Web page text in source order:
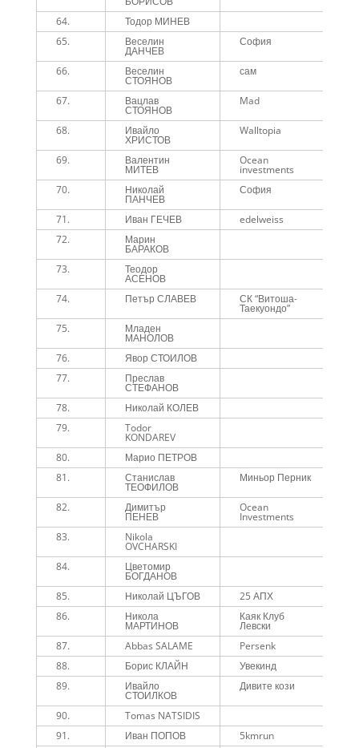
64.
Тодор МИНЕВ
65.
Веселин
ДАНЧЕВ
София
66. Веселин
СТОЯНОВ
сам
67. Вацлав
СТОЯНОВ
Mad
68. Ивайло
ХРИСТОВ
Walltopia
69. Валентин
МИТЕВ
Ocean
investments
70. Николай
ПАНЧЕВ
София
71. Иван ГЕЧЕВ edelweiss
72.
Марин
БАРАКОВ
73. Теодор
АСЕНОВ
74. Петър СЛАВЕВ СК “Витоша-
Таекуондо”
75. Младен
МАНОЛОВ
76. Явор СТОИЛОВ
77.
Преслав
СТЕФАНОВ
78. Николай КОЛЕВ
79.
Todor
KONDAREV
80. Марио ПЕТРОВ
81.
Станислав
ТЕОФИЛОВ
Миньор Перник
82. Димитър
ПЕНЕВ
Ocean
Investments
83. Nikola
OVCHARSKI
84. Цветомир
БОГДАНОВ
85. Николай ЦЪГОВ 25 АПХ
86.
Никола
МАРТИНОВ
Каяк Клуб
Левски
87. Abbas SALAME Persenk
88.
Борис КЛАЙН Увекинд
89.
Ивайло
СТОИЛКОВ
Дивите кози
90. Tomas NATSIDIS
91.
Иван ПОПОВ 5kmrun